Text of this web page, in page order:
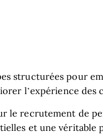
structurées pour
l’expérience des
le recrutement de
et une véritable